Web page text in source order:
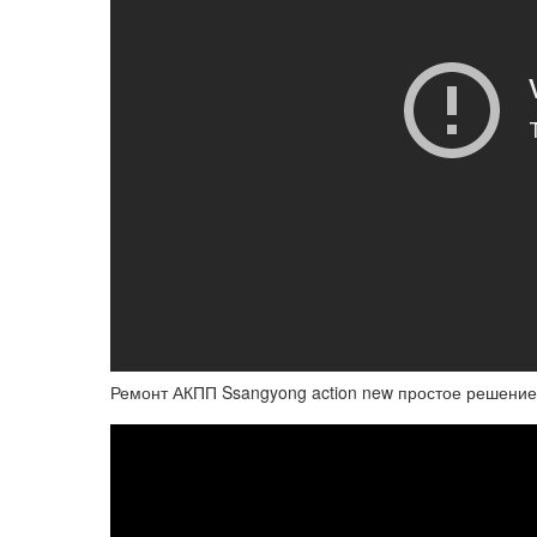
Ремонт АКПП Ssangyong action new простое